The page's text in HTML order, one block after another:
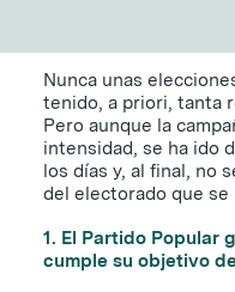
Nunca unas
tenido, a priori, tanta
Pero aunque la
intensidad, se ha ido
los días y, al final, no
del electorado que se
1. El Partido Popular
cumple su objetivo